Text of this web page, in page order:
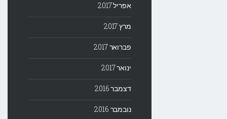
אפריל 2017
מרץ 2017
פברואר 2017
ינואר 2017
דצמבר 2016
נובמבר 2016